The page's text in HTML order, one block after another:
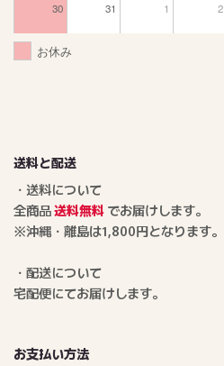
30 31 1 2
お休み
送料と配送
・送料について
全商品送料無料でお届けします。
※沖縄・離島は1,800円となります。
・配送について
宅配便にてお届けします。
お支払い方法